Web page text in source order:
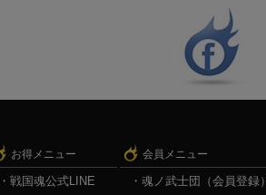
お得メニュー
戦国魂公式LINE
会員メニュー
魂ノ武士団（会員登録）